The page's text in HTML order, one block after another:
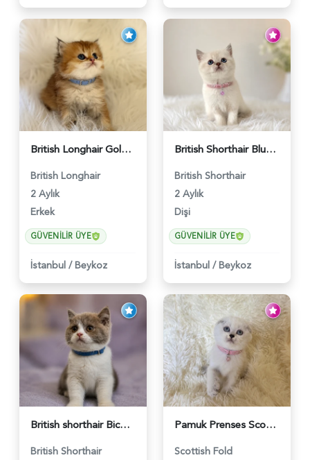
British Longhair Golden Erkek Yavrumuz - 5910
British Longhair
2 Aylık
Erkek
GÜVENILIR ÜYE
İstanbul / Beykoz
British Shorthair Blue Point Kızımız 2 Aylık - 5149
British Shorthair
2 Aylık
Dişi
GÜVENILIR ÜYE
İstanbul / Beykoz
British shorthair Bicolor Lilac Erkek - 5905
British Shorthair
Pamuk Prenses Scottish Fold Maviş Yavrumuz - 6009
Scottish Fold